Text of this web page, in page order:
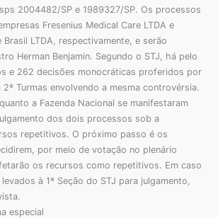
2004482/SP e 1989327/SP. Os processos
Fresenius Medical Care LTDA e
Brasil LTDA, respectivamente, e serão
Herman Benjamin. Segundo o STJ, há pelo
e 262 decisões monocráticas proferidos por
Turmas envolvendo a mesma controvérsia.
a Fazenda Nacional se manifestaram
dos dois processos sob a
repetitivos. O próximo passo é os
por meio de votação no plenário
os recursos como repetitivos. Em caso
à 1ª Seção do STJ para julgamento,
especial